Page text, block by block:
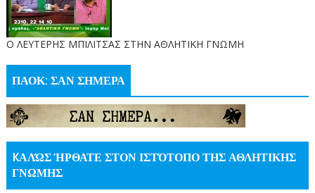
O ΛΕΥΤΕΡΗΣ ΜΠΙΛΙΤΣΑΣ ΣΤΗΝ ΑΘΛΗΤΙΚΗ ΓΝΩΜΗ
ΠΑΟΚ: ΣΑΝ ΣΗΜΕΡΑ
KΑΛΏΣ ΉΡΘΑΤΕ ΣΤΟΝ ΙΣΤΌΤΟΠΟ ΤΗΣ ΑΘΛΗΤΙΚΗΣ
ΓΝΩΜΗΣ